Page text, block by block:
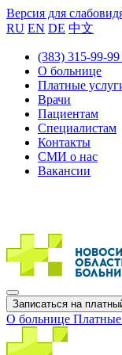
Версия для
RU EN DE 中文
(383) 315-99-99
О больнице
Платные
Врачи
Пациентам
Специалистам
Контакты
СМИ о нас
Вакансии
Записаться на
О больнице Платные